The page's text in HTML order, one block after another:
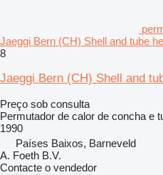
Jaeggi Bern (CH) Shell and tube
8
Jaeggi Bern (CH) Shell and
Preço sob consulta
Permutador de calor de concha e
1990
Países Baixos, Barneveld
A. Foeth B.V.
Contacte o vendedor